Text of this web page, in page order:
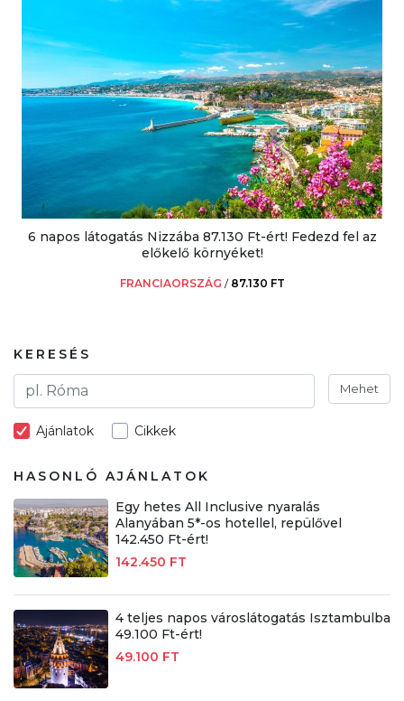
6 napos látogatás Nizzába 87.130 Ft-ért! Fedezd fel az
előkelő környéket!
FRANCIAORSZÁG / 87.130 FT
KERESÉS
Mehet
Ajánlatok Cikkek
HASONLÓ AJÁNLATOK
Egy hetes All Inclusive nyaralás
Alanyában 5*-os hotellel, repülővel
142.450 Ft-ért!
142.450 FT
4 teljes napos városlátogatás Isztambulba
49.100 Ft-ért!
49.100 FT